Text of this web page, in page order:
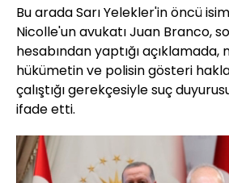
Bu arada Sarı Yelekler'in öncü
Nicolle'un avukatı Juan Branco,
hesabından yaptığı açıklamada,
hükümetin ve polisin gösteri
çalıştığı gerekçesiyle suç
ifade etti.